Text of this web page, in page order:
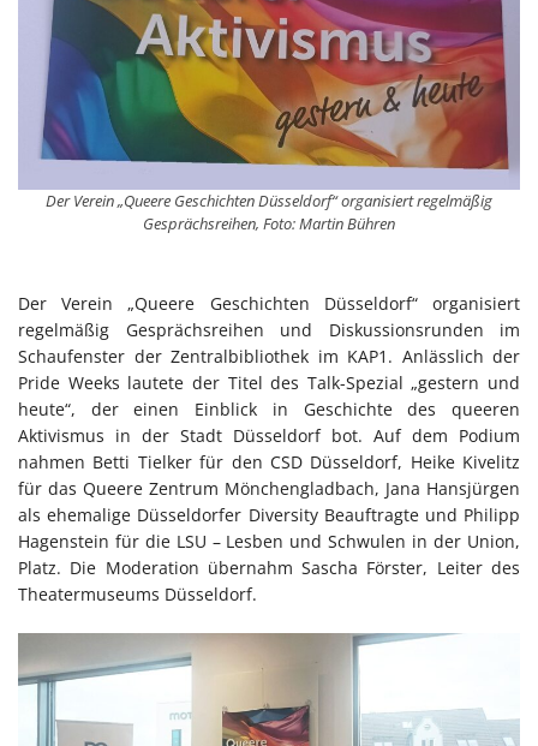
Der Verein „Queere Geschichten Düsseldorf“ organisiert regelmäßig
Gesprächsreihen, Foto: Martin Bühren
Der Verein „Queere Geschichten Düsseldorf“ organisiert
regelmäßig Gesprächsreihen und Diskussionsrunden im
Schaufenster der Zentralbibliothek im KAP1. Anlässlich der
Pride Weeks lautete der Titel des Talk-Spezial „gestern und
heute“, der einen Einblick in Geschichte des queeren
Aktivismus in der Stadt Düsseldorf bot. Auf dem Podium
nahmen Betti Tielker für den CSD Düsseldorf, Heike Kivelitz
für das Queere Zentrum Mönchengladbach, Jana Hansjürgen
als ehemalige Düsseldorfer Diversity Beauftragte und Philipp
Hagenstein für die LSU – Lesben und Schwulen in der Union,
Platz. Die Moderation übernahm Sascha Förster, Leiter des
Theatermuseums Düsseldorf.